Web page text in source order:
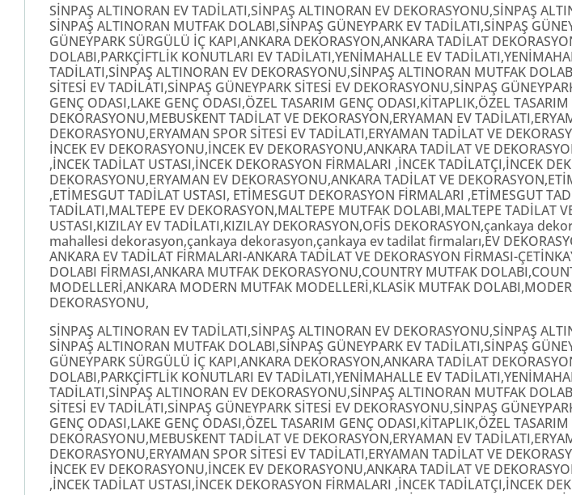
SİNPAŞ ALTINORAN EV TADİLATI,SİNPAŞ ALTINORAN EV DEKORASYONU,SİNPAŞ
SİNPAŞ ALTINORAN MUTFAK DOLABI,SİNPAŞ GÜNEYPARK EV TADİLATI,SİNPAŞ
GÜNEYPARK SÜRGÜLÜ İÇ KAPI,ANKARA DEKORASYON,ANKARA TADİLAT
DOLABI,PARKÇİFTLİK KONUTLARI EV TADİLATI,YENİMAHALLE EV
TADİLATI,SİNPAŞ ALTINORAN EV DEKORASYONU,SİNPAŞ ALTINORAN MUTFAK
SİTESİ EV TADİLATI,SİNPAŞ GÜNEYPARK SİTESİ EV DEKORASYONU,SİNPAŞ
GENÇ ODASI,LAKE GENÇ ODASI,ÖZEL TASARIM GENÇ ODASI,KİTAPLIK,ÖZEL
DEKORASYONU,MEBUSKENT TADİLAT VE DEKORASYON,ERYAMAN EV
DEKORASYONU,ERYAMAN SPOR SİTESİ EV TADİLATI,ERYAMAN TADİLAT VE
İNCEK EV DEKORASYONU,İNCEK EV DEKORASYONU,ANKARA TADİLAT VE
,İNCEK TADİLAT USTASI,İNCEK DEKORASYON FİRMALARI ,İNCEK TADİLATÇI,İNCEK
DEKORASYONU,ERYAMAN EV DEKORASYONU,ANKARA TADİLAT VE
,ETİMESGUT TADİLAT USTASI, ETİMESGUT DEKORASYON FİRMALARI ,ETİMESGUT
TADİLATI,MALTEPE EV DEKORASYON,MALTEPE MUTFAK DOLABI,MALTEPE TADİLAT
USTASI,KIZILAY EV TADİLATI,KIZILAY DEKORASYON,OFİS
mahallesi dekorasyon,çankaya dekorasyon,çankaya ev tadilat firmaları,EV
ANKARA EV TADİLAT FİRMALARI-ANKARA TADİLAT VE DEKORASYON FİRMASI-
DOLABI FİRMASI,ANKARA MUTFAK DEKORASYONU,COUNTRY MUTFAK
MODELLERİ,ANKARA MODERN MUTFAK MODELLERİ,KLASİK MUTFAK
DEKORASYONU,
SİNPAŞ ALTINORAN EV TADİLATI,SİNPAŞ ALTINORAN EV DEKORASYONU,SİNPAŞ
SİNPAŞ ALTINORAN MUTFAK DOLABI,SİNPAŞ GÜNEYPARK EV TADİLATI,SİNPAŞ
GÜNEYPARK SÜRGÜLÜ İÇ KAPI,ANKARA DEKORASYON,ANKARA TADİLAT
DOLABI,PARKÇİFTLİK KONUTLARI EV TADİLATI,YENİMAHALLE EV
TADİLATI,SİNPAŞ ALTINORAN EV DEKORASYONU,SİNPAŞ ALTINORAN MUTFAK
SİTESİ EV TADİLATI,SİNPAŞ GÜNEYPARK SİTESİ EV DEKORASYONU,SİNPAŞ
GENÇ ODASI,LAKE GENÇ ODASI,ÖZEL TASARIM GENÇ ODASI,KİTAPLIK,ÖZEL
DEKORASYONU,MEBUSKENT TADİLAT VE DEKORASYON,ERYAMAN EV
DEKORASYONU,ERYAMAN SPOR SİTESİ EV TADİLATI,ERYAMAN TADİLAT VE
İNCEK EV DEKORASYONU,İNCEK EV DEKORASYONU,ANKARA TADİLAT VE
,İNCEK TADİLAT USTASI,İNCEK DEKORASYON FİRMALARI ,İNCEK TADİLATÇI,İNCEK